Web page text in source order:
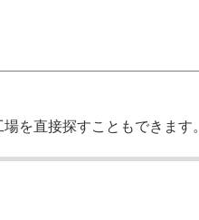
を直接探すこともできます。